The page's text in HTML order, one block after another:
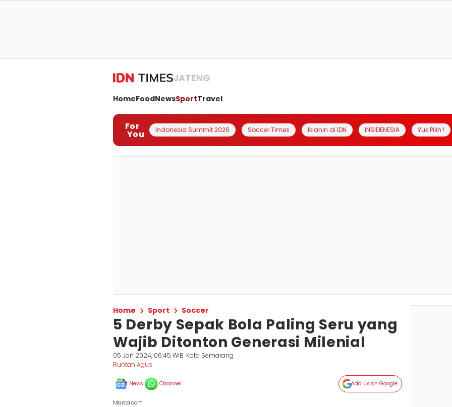
JATENG
HomeFoodNewsSportTravel
For
You Indonesia Summit 2026 Soccer Times Iklanin di IDN INSIDENESIA Yuk Pilih !
Home Sport Soccer
5 Derby Sepak Bola Paling Seru yang
Wajib Ditonton Generasi Milenial
05 Jan 2024, 06:45 WIB Kota Semarang
Runtah Agus
News Channel Add Us on Google
Marca.com